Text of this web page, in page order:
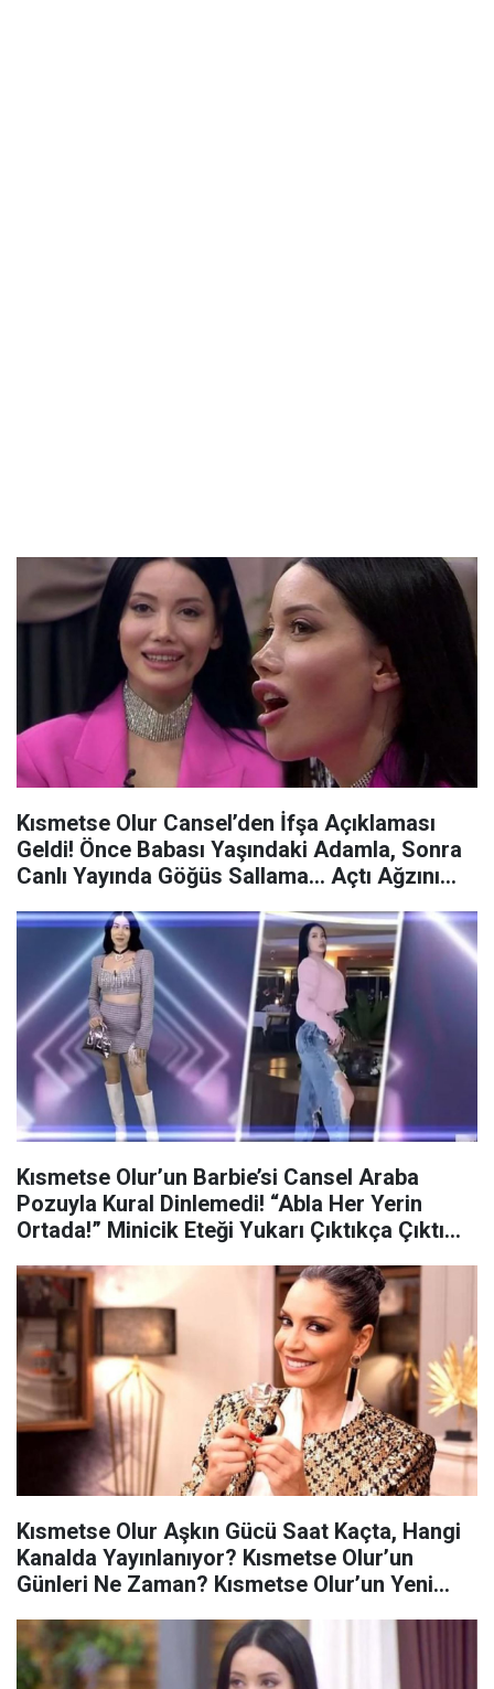
Kısmetse Olur Cansel’den İfşa Açıklaması
Geldi! Önce Babası Yaşındaki Adamla, Sonra
Canlı Yayında Göğüs Sallama… Açtı Ağzını
Kısmetse Olur’un Barbie’si Cansel Araba
Pozuyla Kural Dinlemedi! “Abla Her Yerin
Ortada!” Minicik Eteği Yukarı Çıktıkça Çıktı…
Kısmetse Olur Aşkın Gücü Saat Kaçta, Hangi
Kanalda Yayınlanıyor? Kısmetse Olur’un
Günleri Ne Zaman? Kısmetse Olur’un Yeni